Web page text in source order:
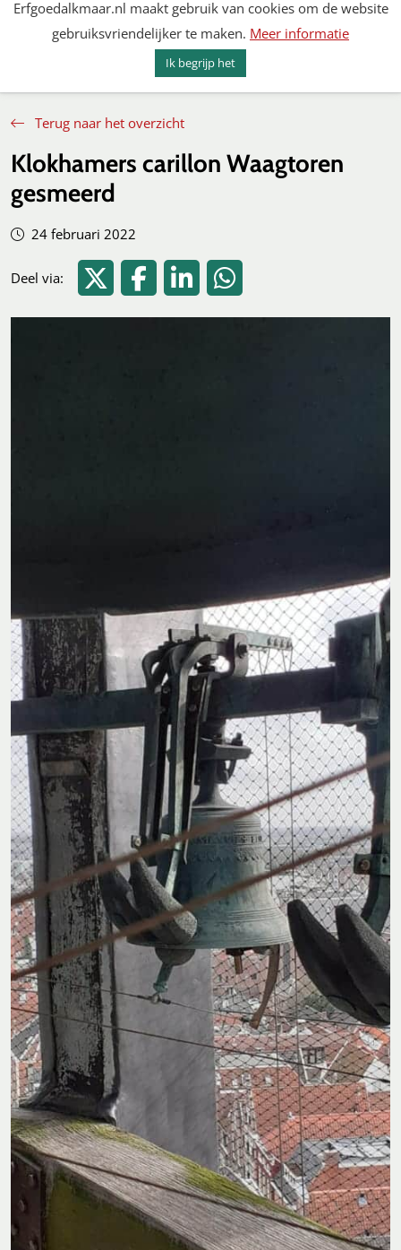
Spring
Erfgoedalkmaar.nl maakt gebruik van cookies om de website
gebruiksvriendelijker te maken. Meer informatie
Ik begrijp het
Terug naar het overzicht
Klokhamers carillon Waagtoren
gesmeerd
24 februari 2022
Deel via: Deel via TwitterDeel via Facebook
Deel via LinkedIn